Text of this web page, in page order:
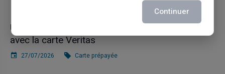
Utilisation responsable du paiement mobile
avec la carte Veritas
27/07/2026 Carte prépayée
Continuer